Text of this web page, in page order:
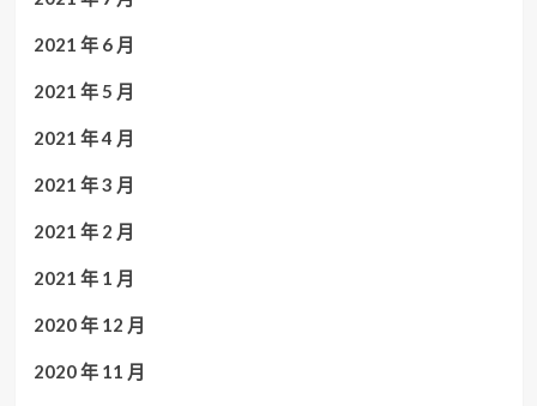
2021 年 6 月
2021 年 5 月
2021 年 4 月
2021 年 3 月
2021 年 2 月
2021 年 1 月
2020 年 12 月
2020 年 11 月